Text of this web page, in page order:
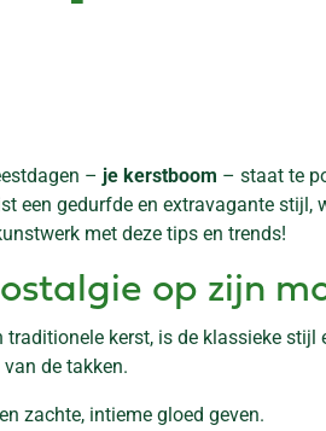
– je kerstboom – staat te
een gedurfde en extravagante
met deze tips en trends!
op zijn
kerst, is de klassieke
de takken.
zachte, intieme gloed geven.